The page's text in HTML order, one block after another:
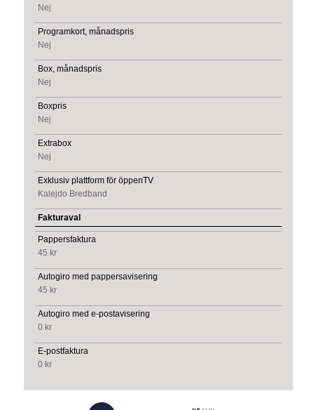
Nej
Programkort, månadspris
Nej
Box, månadspris
Nej
Boxpris
Nej
Extrabox
Nej
Exklusiv plattform för öppenTV
Kalejdo Bredband
Fakturaval
Pappersfaktura
45 kr
Autogiro med pappersavisering
45 kr
Autogiro med e-postavisering
0 kr
E-postfaktura
0 kr